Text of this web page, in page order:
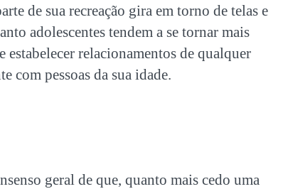
de sua recreação gira em torno de telas e
adolescentes tendem a se tornar mais
relacionamentos de qualquer
com pessoas da sua idade.
geral de que, quanto mais cedo uma